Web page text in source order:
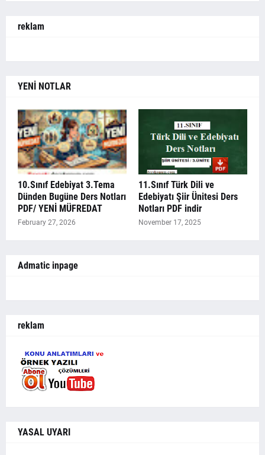
reklam
YENİ NOTLAR
10.Sınıf Edebiyat 3.Tema
Dünden Bugüne Ders Notları
PDF/ YENİ MÜFREDAT
February 27, 2026
11.Sınıf Türk Dili ve
Edebiyatı Şiir Ünitesi Ders
Notları PDF indir
November 17, 2025
Admatic inpage
reklam
YASAL UYARI